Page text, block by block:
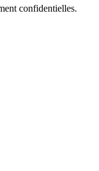
confidentielles.